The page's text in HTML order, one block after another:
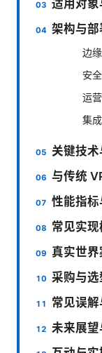
适用对象
架构与部
边
安
运
集
关键技
与传统
性能指
常见实
真实世
采购与选
常见误
未来展望